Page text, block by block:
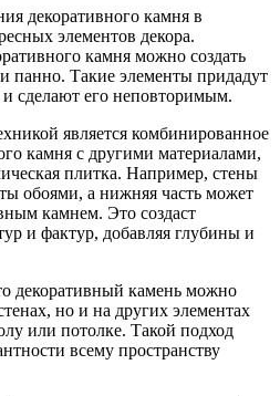
декоративного камня в
элементов декора.
камня можно создать
панно. Такие элементы придадут
сделают его неповторимым.
является комбинированное
камня с другими материалами,
плитка. Например, стены
обоями, а нижняя часть может
камнем. Это создаст
и фактур, добавляя глубины и
декоративный камень можно
но и на других элементах
или потолке. Такой подход
всему пространству